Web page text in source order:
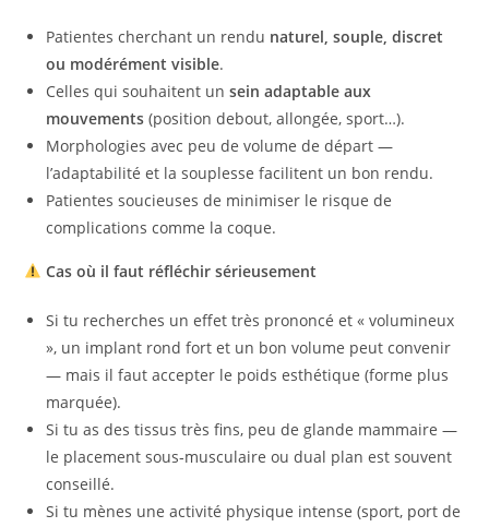
Patientes cherchant un rendu naturel, souple, discret
ou modérément visible.
Celles qui souhaitent unsein adaptable aux
mouvements (position debout, allongée, sport…).
Morphologies avec peu de volume de départ —
l’adaptabilité et la souplesse facilitent un bon rendu.
Patientes soucieuses de minimiser le risque de
complications comme la coque.
Cas où il faut réfléchir sérieusement
Si tu recherches un effet très prononcé et « volumineux
», un implant rond fort et un bon volume peut convenir
— mais il faut accepter le poids esthétique (forme plus
marquée).
Si tu as des tissus très fins, peu de glande mammaire —
le placement sous‑musculaire ou dual plan est souvent
conseillé.
Si tu mènes une activité physique intense (sport, port de